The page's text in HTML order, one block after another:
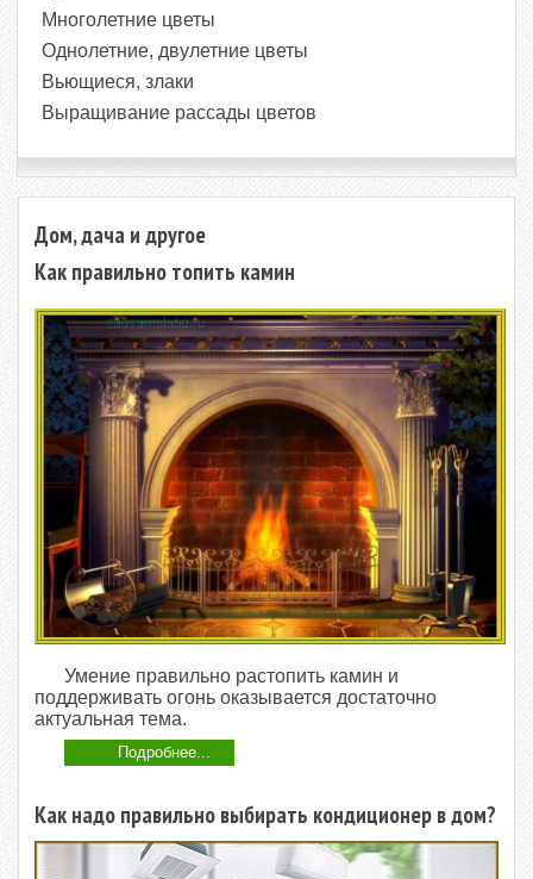
Многолетние цветы
Однолетние, двулетние цветы
Вьющиеся, злаки
Выращивание рассады цветов
Дом, дача и другое
Как правильно топить камин
Умение правильно растопить камин и
поддерживать огонь оказывается достаточно
актуальная тема.
Подробнее...
Как надо правильно выбирать кондиционер в дом?